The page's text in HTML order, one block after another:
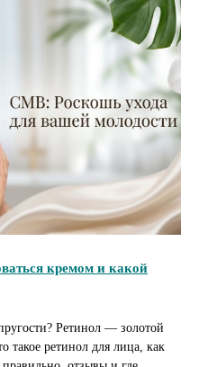
кремом и какой
Ретинол — золотой
такое ретинол для лица, как